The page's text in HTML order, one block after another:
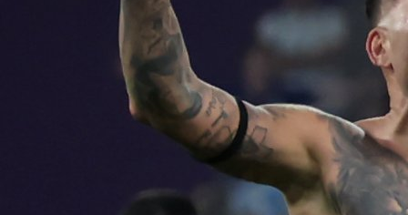
SULUDE SCENE: U Argentini sudija izbo